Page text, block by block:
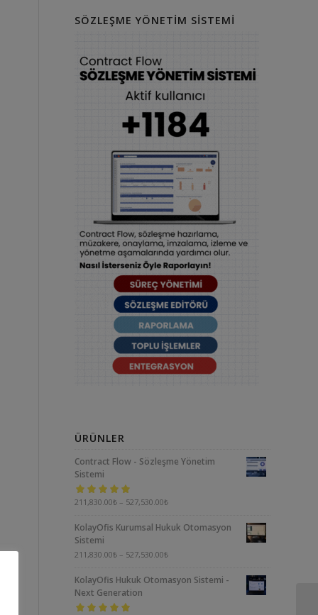
SÖZLEŞME YÖNETIM SISTEMI
ÜRÜNLER
Contract Flow - Sözleşme Yönetim
Sistemi
5 üzerinden
211,830.00₺ – 527,530.00₺
KolayOfis Kurumsal Hukuk Otomasyon
Sistemi
211,830.00₺ – 527,530.00₺
KolayOfis Hukuk Otomasyon Sistemi -
Next Generation